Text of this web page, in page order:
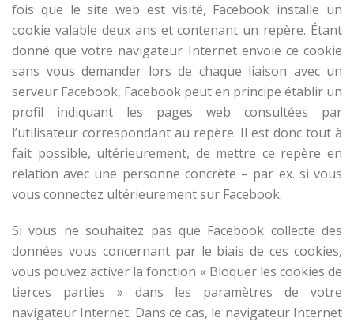
fois que le site web est visité, Facebook installe un
cookie valable deux ans et contenant un repère. Étant
donné que votre navigateur Internet envoie ce cookie
sans vous demander lors de chaque liaison avec un
serveur Facebook, Facebook peut en principe établir un
profil indiquant les pages web consultées par
l’utilisateur correspondant au repère. Il est donc tout à
fait possible, ultérieurement, de mettre ce repère en
relation avec une personne concrète – par ex. si vous
vous connectez ultérieurement sur Facebook.
Si vous ne souhaitez pas que Facebook collecte des
données vous concernant par le biais de ces cookies,
vous pouvez activer la fonction « Bloquer les cookies de
tierces parties » dans les paramètres de votre
navigateur Internet. Dans ce cas, le navigateur Internet